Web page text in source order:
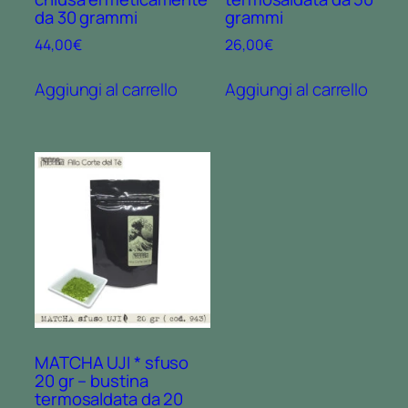
q
u
a
t
à
da 30 grammi
44,00€
Aggiungi al carrello
grammi
26,00€
Aggiungi al carrello
MATCHA UJI * sfuso
20 gr – bustina
termosaldata da 20